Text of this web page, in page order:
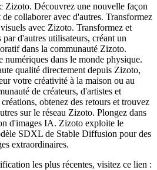
Zizoto. Découvrez une nouvelle façon
collaborer avec d'autres. Transformez
avec Zizoto. Transformez et
par d'autres utilisateurs, créant un
dans la communauté Zizoto.
dans le monde physique.
qualité directement depuis Zizoto,
votre créativité à la maison ou au
de créateurs, d'artistes et
obtenez des retours et trouvez
sur le réseau Zizoto. Plongez dans
d'images IA. Zizoto exploite le
SDXL de Stable Diffusion pour des
extraordinaires.
les plus récentes, visitez ce lien :